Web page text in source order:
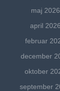
maj 2026
april 2026
februar
december
oktober
september